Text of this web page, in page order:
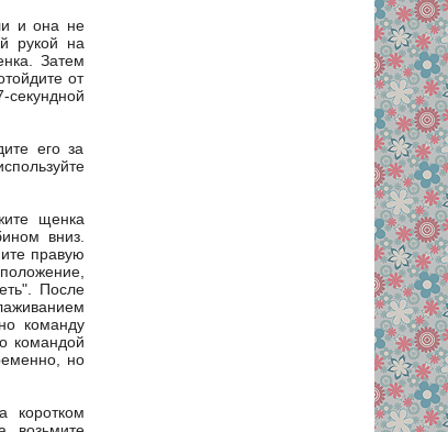
и она не
рукой на
Затем
от
секундной
его за
щенка
вниз.
правую
После
команду
командой
но
коротком